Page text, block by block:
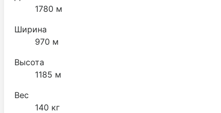
1780 м
Ширина
970 м
Высота
1185 м
Вес
140 кг